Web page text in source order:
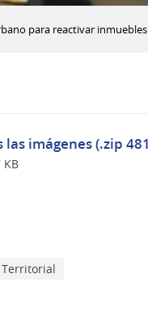
para reactivar
las imágenes (.zip
KB
Territorial